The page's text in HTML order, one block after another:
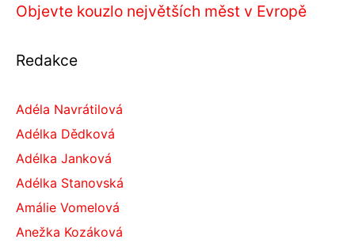
Objevte kouzlo největších měst v Evropě
Redakce
Adéla Navrátilová
Adélka Dědková
Adélka Janková
Adélka Stanovská
Amálie Vomelová
Anežka Kozáková